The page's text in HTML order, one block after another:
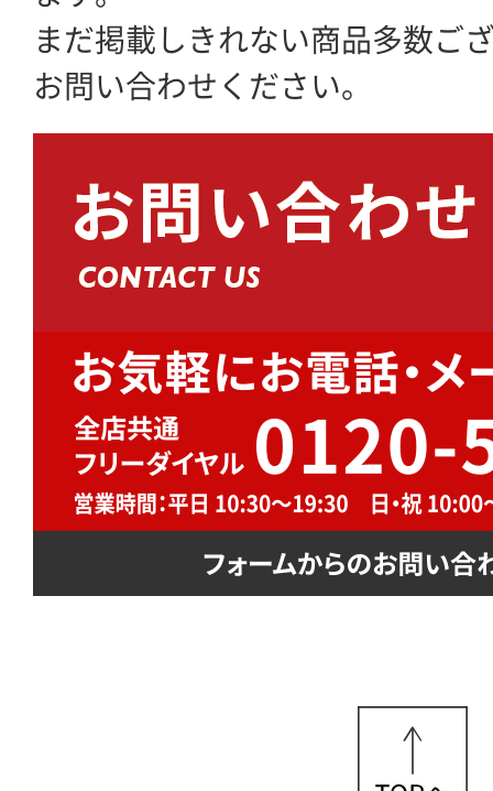
まだ掲載しきれない商品多数ご
お問い合わせください。